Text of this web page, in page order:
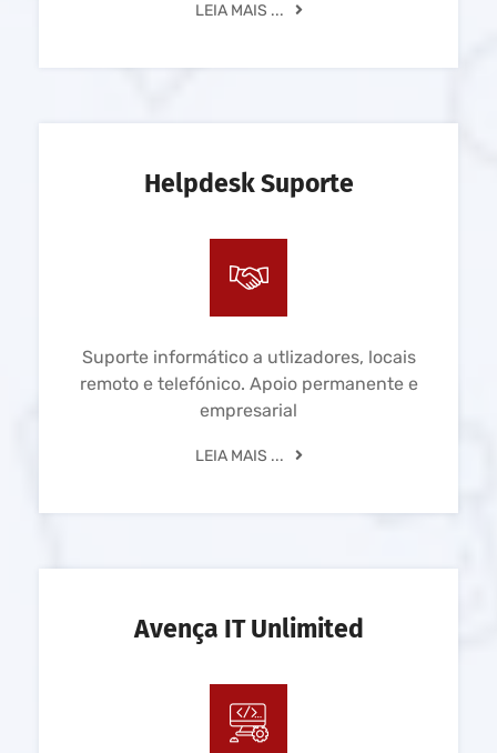
LEIA MAIS ...
Helpdesk Suporte
Suporte informático a utlizadores, locais
remoto e telefónico. Apoio permanente e
empresarial
LEIA MAIS ...
Avença IT Unlimited